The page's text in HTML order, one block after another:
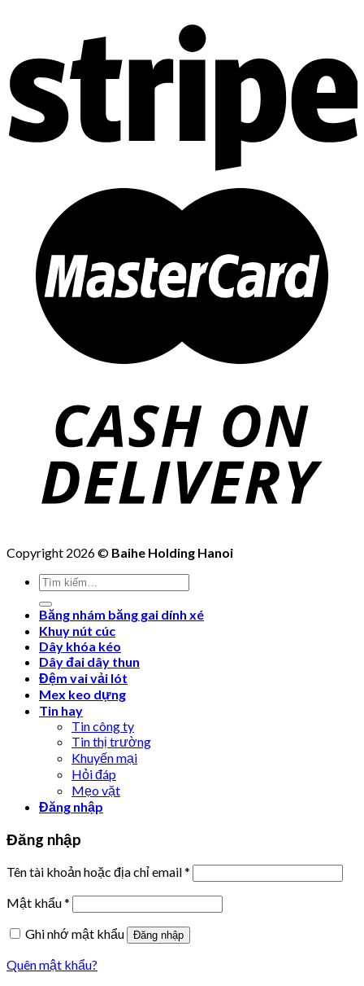
Copyright 2026 © Baihe Holding Hanoi
Tìm
kiếm:
Băng nhám băng gai dính xé
Khuy nút cúc
Dây khóa kéo
Dây đai dây thun
Đệm vai vải lót
Mex keo dựng
Tin hay
Tin công ty
Tin thị trường
Khuyến mại
Hỏi đáp
Mẹo vặt
Đăng nhập
Đăng nhập
Tên tài khoản hoặc địa chỉ email*
Mật khẩu*
Ghi nhớ mật khẩu
Đăng nhập
Quên mật khẩu?